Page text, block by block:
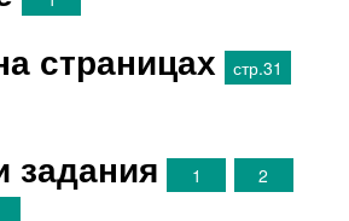
страницах
стр.31
задания 1
2